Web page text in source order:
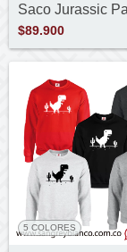
Saco Jurassic
$89.900
5 COLORES